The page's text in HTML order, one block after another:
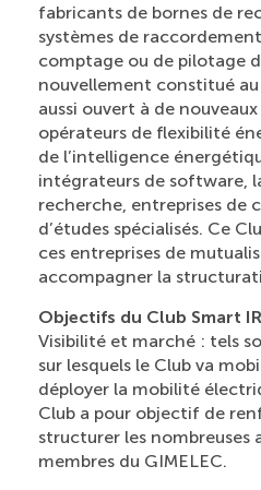
fabricants de bornes de
systèmes de
comptage ou de pilotage
nouvellement constitué au
aussi ouvert à de
opérateurs de flexibilité
de l’intelligence
intégrateurs de software,
recherche, entreprises de
d’études spécialisés. Ce
ces entreprises de
accompagner la
Objectifs du Club Smart
Visibilité et marché : tels
sur lesquels le Club va
déployer la mobilité
Club a pour objectif de
structurer les nombreuses
membres du GIMELEC.